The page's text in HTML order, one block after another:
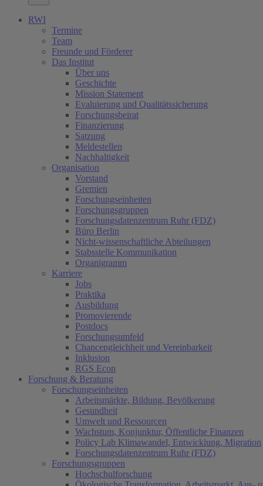
RWI
Termine
Team
Freunde und Förderer
Das Institut
Über uns
Geschichte
Mission Statement
Evaluierung und Qualitätssicherung
Forschungsbeirat
Finanzierung
Satzung
Meldestellen
Nachhaltigkeit
Organisation
Vorstand
Gremien
Forschungseinheiten
Forschungsgruppen
Forschungsdatenzentrum Ruhr (FDZ)
Büro Berlin
Nicht-wissenschaftliche Abteilungen
Stabsstelle Kommunikation
Organigramm
Karriere
Jobs
Praktika
Ausbildung
Promovierende
Postdocs
Forschungsumfeld
Chancengleichheit und Vereinbarkeit
Inklusion
RGS Econ
Forschung & Beratung
Forschungseinheiten
Arbeitsmärkte, Bildung, Bevölkerung
Gesundheit
Umwelt und Ressourcen
Wachstum, Konjunktur, Öffentliche Finanzen
Policy Lab Klimawandel, Entwicklung, Migration
Forschungsdatenzentrum Ruhr (FDZ)
Forschungsgruppen
Hochschulforschung